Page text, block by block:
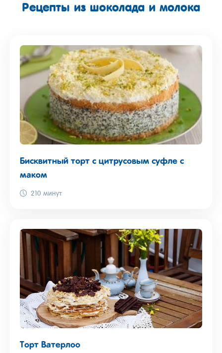
Рецепты из шоколада и молока
Бисквитный торт с цитрусовым суфле с
маком
210 минут
Торт Ватерлоо